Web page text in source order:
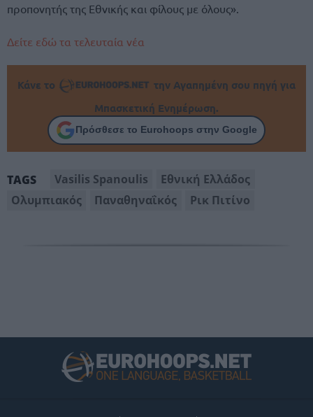
προπονητής της Εθνικής και φίλους με όλους».
Δείτε εδώ τα τελευταία νέα
Κάνε το
την Αγαπημένη σου πηγή για
Μπασκετική Ενημέρωση.
Πρόσθεσε το Eurohoops στην Google
TAGS Vasilis Spanoulis
Εθνική Ελλάδος
Ολυμπιακός
Παναθηναΐκός Ρικ Πιτίνο